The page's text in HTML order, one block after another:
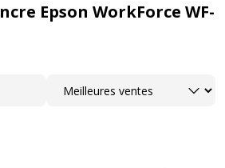
Epson WorkForce WF-
Trier